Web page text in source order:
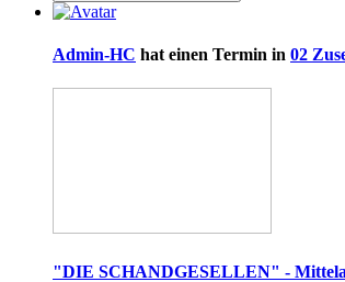
Admin-HC hat einen Termin in 02
"DIE SCHANDGESELLEN" -